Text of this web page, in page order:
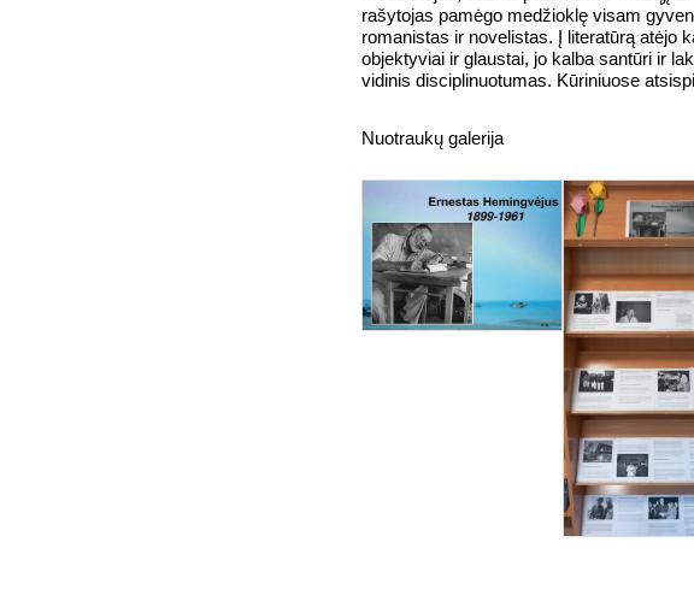
rašytojas pamėgo medžioklę visam
romanistas ir novelistas. Į literatūrą atėjo
objektyviai ir glaustai, jo kalba santūri ir
vidinis disciplinuotumas. Kūriniuose
Nuotraukų galerija